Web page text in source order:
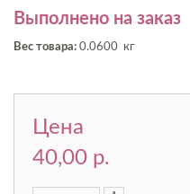
Выполнено на заказ
Вес товара: 0.0600 кг
Цена
40,00 p.